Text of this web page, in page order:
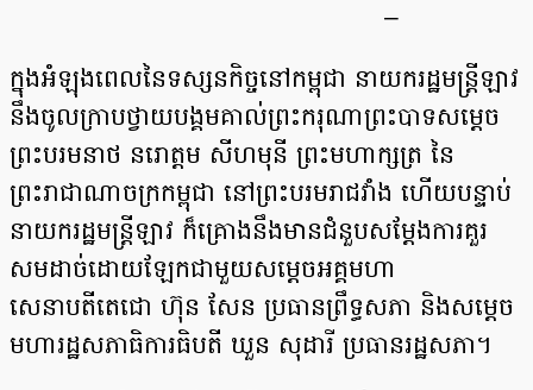
–
ក្នុងអំឡុង​ពេលនៃ​ទស្សនកិច្ច​នៅ​កម្ពុជា នាយករដ្ឋមន្រ្តីឡាវ
នឹងចូល​ក្រាបថ្វាយបង្គមគាល់​ព្រះករុណា​ព្រះបាទ​សម្តេច​
ព្រះបរមនាថ នរោត្តម សីហមុនី ព្រះមហាក្សត្រ នៃ
ព្រះរាជាណាចក្រកម្ពុជា នៅព្រះបរមរាជវាំង ហើយ​បន្ទាប់​
នាយករដ្ឋមន្រ្តីឡាវ ក៏​គ្រោង​នឹង​មានជំនួបសម្តែង​ការ​គួរ​
សម​ដាច់​ដោយឡែក​ជាមួយ​សម្តេច​អគ្គមហា
សេនាបតីតេជោ ហ៊ុន សែន ប្រធាន​ព្រឹទ្ធសភា និង​សម្តេច​
មហារដ្ឋសភា​ធិការធិបតី ឃួន សុដារី ប្រធានរដ្ឋសភា។